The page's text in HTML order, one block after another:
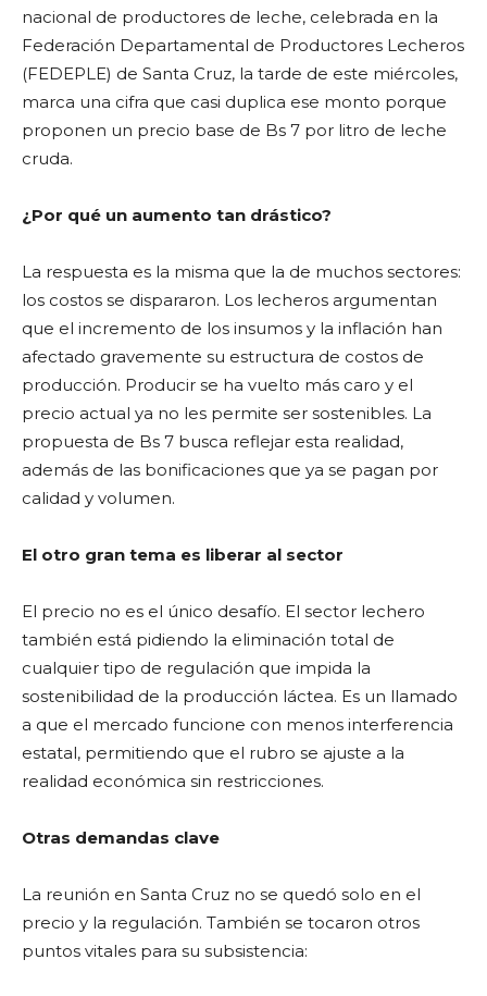
nacional de productores de leche, celebrada en la
Federación Departamental de Productores Lecheros
(FEDEPLE) de Santa Cruz, la tarde de este miércoles,
marca una cifra que casi duplica ese monto porque
proponen un precio base de Bs 7 por litro de leche
cruda.
¿Por qué un aumento tan drástico?
La respuesta es la misma que la de muchos sectores:
los costos se dispararon. Los lecheros argumentan
que el incremento de los insumos y la inflación han
afectado gravemente su estructura de costos de
producción. Producir se ha vuelto más caro y el
precio actual ya no les permite ser sostenibles. La
propuesta de Bs 7 busca reflejar esta realidad,
además de las bonificaciones que ya se pagan por
calidad y volumen.
El otro gran tema es liberar al sector
El precio no es el único desafío. El sector lechero
también está pidiendo la eliminación total de
cualquier tipo de regulación que impida la
sostenibilidad de la producción láctea. Es un llamado
a que el mercado funcione con menos interferencia
estatal, permitiendo que el rubro se ajuste a la
realidad económica sin restricciones.
Otras demandas clave
La reunión en Santa Cruz no se quedó solo en el
precio y la regulación. También se tocaron otros
puntos vitales para su subsistencia: